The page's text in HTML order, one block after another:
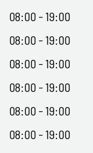
08:00 - 19:00
08:00 - 19:00
08:00 - 19:00
08:00 - 19:00
08:00 - 19:00
08:00 - 19:00